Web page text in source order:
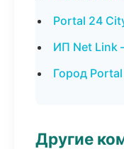
Portal 24
ИП Net Link
Город
Другие